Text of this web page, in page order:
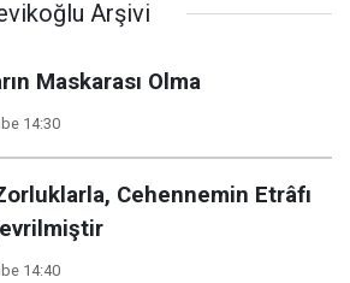
Arşivi
Maskarası Olma
14:30
Cehennemin Etrâfı
14:40